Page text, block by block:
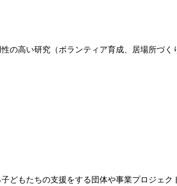
の高い研究（ボランティア育成、居場所づ
どもたちの支援をする団体や事業プロジェク